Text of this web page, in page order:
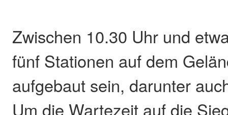
Zwischen 10.30 Uhr und
fünf Stationen auf dem
aufgebaut sein, darunter
Um die Wartezeit auf die